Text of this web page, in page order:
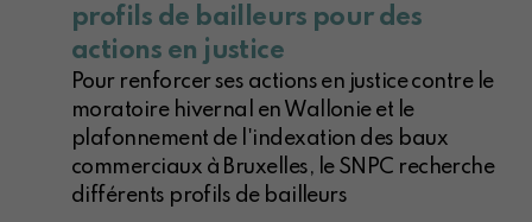
profils de bailleurs pour des
actions en justice
Pour renforcer ses actions en justice contre le
moratoire hivernal en Wallonie et le
plafonnement de l'indexation des baux
commerciaux à Bruxelles, le SNPC recherche
différents profils de bailleurs